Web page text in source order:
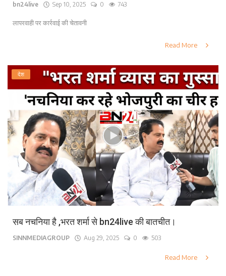
bn24live Sep 10, 2025 0 743
लापरवाही पर कार्रवाई की चेतावनी
Read More
देश
सब नचनिया है ,भरत शर्मा से bn24live की बातचीत।
SINNMEDIAGROUP Aug 29, 2025 0 503
Read More